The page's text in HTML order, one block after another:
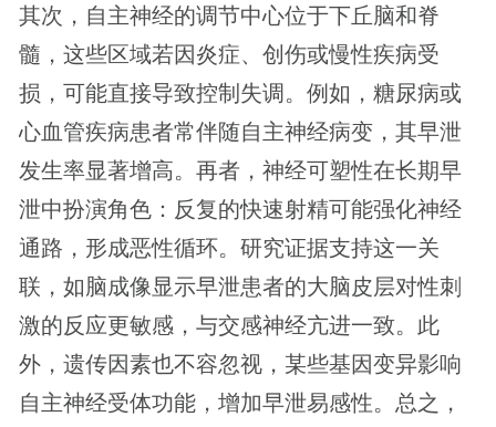
其次，自主神经的调节中心位于下丘脑和脊
髓，这些区域若因炎症、创伤或慢性疾病受
损，可能直接导致控制失调。例如，糖尿病或
心血管疾病患者常伴随自主神经病变，其早泄
发生率显著增高。再者，神经可塑性在长期早
泄中扮演角色：反复的快速射精可能强化神经
通路，形成恶性循环。研究证据支持这一关
联，如脑成像显示早泄患者的大脑皮层对性刺
激的反应更敏感，与交感神经亢进一致。此
外，遗传因素也不容忽视，某些基因变异影响
自主神经受体功能，增加早泄易感性。总之，